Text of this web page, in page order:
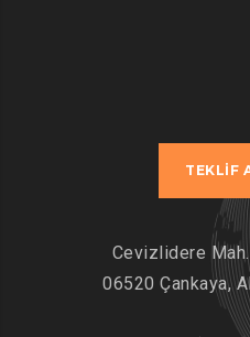
TEKLIF
Cevizlidere
06520 Çankaya,